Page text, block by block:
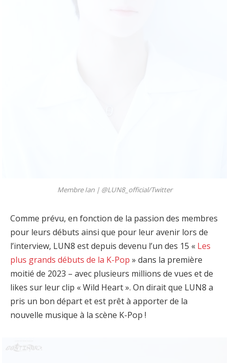
Membre Ian | @LUN8_official/Twitter
Comme prévu, en fonction de la passion des membres
pour leurs débuts ainsi que pour leur avenir lors de
l’interview, LUN8 est depuis devenu l’un des 15 « Les
plus grands débuts de la K-Pop » dans la première
moitié de 2023 – avec plusieurs millions de vues et de
likes sur leur clip « Wild Heart ». On dirait que LUN8 a
pris un bon départ et est prêt à apporter de la
nouvelle musique à la scène K-Pop !